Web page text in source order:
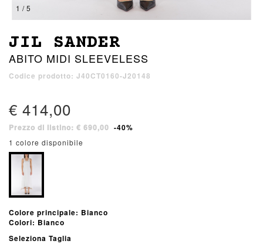
1 / 5
JIL SANDER
ABITO MIDI SLEEVELESS
Codice prodotto: J40CT0160-J20148
€ 414,00
Prezzo di listino: € 690,00 -40%
1 colore disponibile
Colore principale: Bianco
Colori: Bianco
Seleziona Taglia